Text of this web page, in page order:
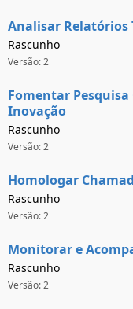
Analisar Relatórios
Rascunho
Versão: 2
Fomentar Pesquisa
Inovação
Rascunho
Versão: 2
Homologar
Rascunho
Versão: 2
Monitorar e
Rascunho
Versão: 2